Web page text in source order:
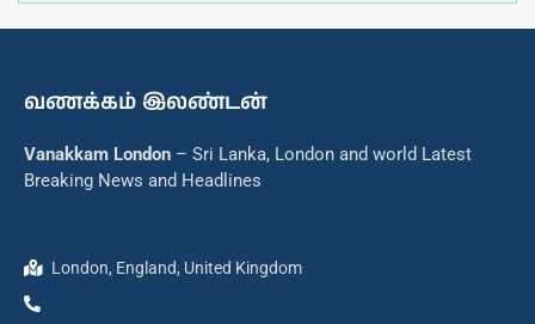
வணக்கம் இலண்டன்
Vanakkam London – Sri Lanka, London and world Latest
Breaking News and Headlines
London, England, United Kingdom